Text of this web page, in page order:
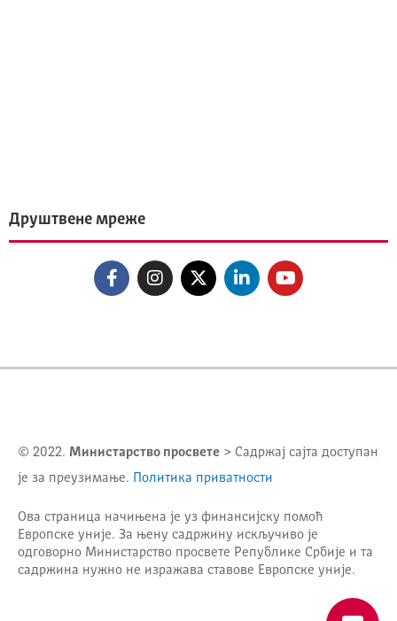
Друштвене мреже
© 2022. Министарство просвете > Садржај сајта доступан
је за преузимање. Политика приватности
Ова страница начињена је уз финансијску помоћ
Европске уније. За њену садржину искључиво је
одговорно Министарство просвете Републике Србије и та
садржина нужно не изражава ставове Европске уније.